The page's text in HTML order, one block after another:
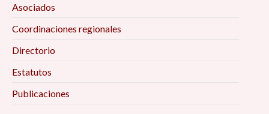
Asociados
Coordinaciones regionales
Directorio
Estatutos
Publicaciones